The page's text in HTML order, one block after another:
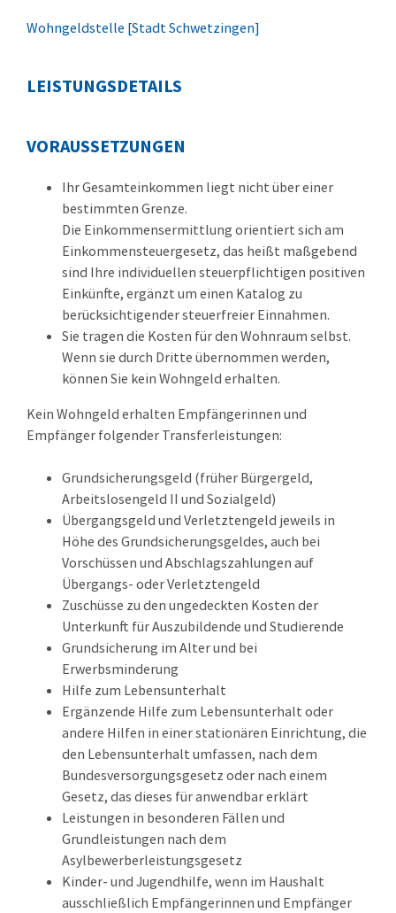
Wohngeldstelle [Stadt Schwetzingen]
LEISTUNGSDETAILS
VORAUSSETZUNGEN
Ihr Gesamteinkommen liegt nicht über einer
bestimmten Grenze.
Die Einkommensermittlung orientiert sich am
Einkommensteuergesetz, das heißt maßgebend
sind Ihre individuellen steuerpflichtigen positiven
Einkünfte, ergänzt um einen Katalog zu
berücksichtigender steuerfreier Einnahmen.
Sie tragen die Kosten für den Wohnraum selbst.
Wenn sie durch Dritte übernommen werden,
können Sie kein Wohngeld erhalten.
Kein Wohngeld erhalten Empfängerinnen und
Empfänger folgender Transferleistungen:
Grundsicherungsgeld (früher Bürgergeld,
Arbeitslosengeld II und Sozialgeld)
Übergangsgeld und Verletztengeld jeweils in
Höhe des Grundsicherungsgeldes, auch bei
Vorschüssen und Abschlagszahlungen auf
Übergangs- oder Verletztengeld
Zuschüsse zu den ungedeckten Kosten der
Unterkunft für Auszubildende und Studierende
Grundsicherung im Alter und bei
Erwerbsminderung
Hilfe zum Lebensunterhalt
Ergänzende Hilfe zum Lebensunterhalt oder
andere Hilfen in einer stationären Einrichtung, die
den Lebensunterhalt umfassen, nach dem
Bundesversorgungsgesetz oder nach einem
Gesetz, das dieses für anwendbar erklärt
Leistungen in besonderen Fällen und
Grundleistungen nach dem
Asylbewerberleistungsgesetz
Kinder- und Jugendhilfe, wenn im Haushalt
ausschließlich Empfängerinnen und Empfänger